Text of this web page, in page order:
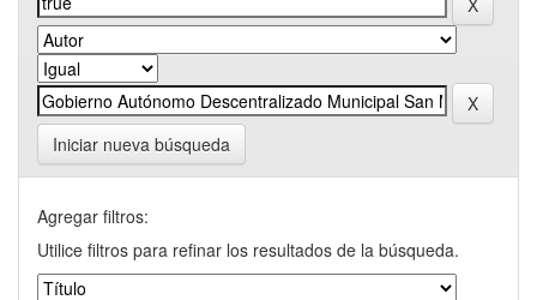
Iniciar nueva búsqueda
Agregar filtros:
Utilice filtros para refinar los resultados de la búsqueda.